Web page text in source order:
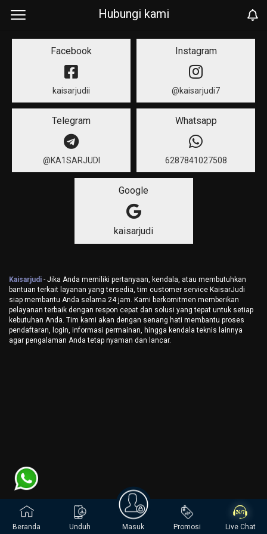
Hubungi kami
Facebook
kaisarjudii
Instagram
@kaisarjudi7
Telegram
@KA1SARJUDI
Whatsapp
6287841027508
Google
kaisarjudi
Kaisarjudi - Jika Anda memiliki pertanyaan, kendala, atau membutuhkan
bantuan terkait layanan yang tersedia, tim customer service KaisarJudi
siap membantu Anda selama 24 jam. Kami berkomitmen memberikan
pelayanan terbaik dengan respon cepat dan solusi yang tepat untuk setiap
kebutuhan Anda. Tim kami akan dengan senang hati membantu proses
pendaftaran, login, informasi permainan, hingga kendala teknis lainnya
agar pengalaman Anda tetap nyaman dan lancar.
Beranda Unduh Masuk Promosi Live Chat